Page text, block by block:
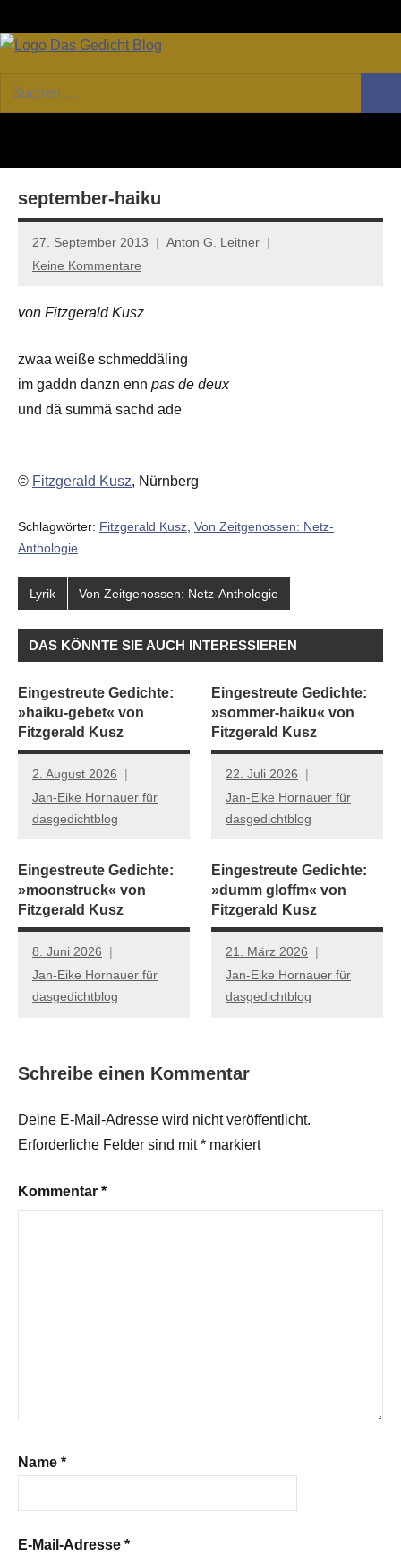
Inhalt
GEDICHT
Forum
von
Lyrik,
Essay
Suchen
nach:
september-haiku
27. September 2013
Anton G. Leitner
Keine Kommentare
von Fitzgerald Kusz
zwaa weiße schmeddäling
im gaddn danzn enn pas de deux
und dä summä sachd ade
© Fitzgerald Kusz, Nürnberg
Schlagwörter: Fitzgerald Kusz, Von Zeitgenossen: Netz-
Anthologie
Lyrik Von Zeitgenossen: Netz-Anthologie
DAS KÖNNTE SIE AUCH INTERESSIEREN
Eingestreute Gedichte:
»haiku-gebet« von
Fitzgerald Kusz
2. August 2026
Jan-Eike Hornauer für
dasgedichtblog
Eingestreute Gedichte:
»sommer-haiku« von
Fitzgerald Kusz
22. Juli 2026
Jan-Eike Hornauer für
dasgedichtblog
Eingestreute Gedichte:
»moonstruck« von
Fitzgerald Kusz
8. Juni 2026
Jan-Eike Hornauer für
dasgedichtblog
Eingestreute Gedichte:
»dumm gloffm« von
Fitzgerald Kusz
21. März 2026
Jan-Eike Hornauer für
dasgedichtblog
Schreibe einen Kommentar
Deine E-Mail-Adresse wird nicht veröffentlicht.
Erforderliche Felder sind mit* markiert
Kommentar *
Name *
E-Mail-Adresse *